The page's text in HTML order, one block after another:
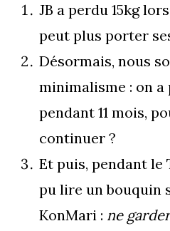
JB a perdu 15kg
peut plus porter
Désormais, nous
minimalisme : on a
pendant 11 mois,
continuer ?
Et puis, pendant le
pu lire un bouquin
KonMari : ne